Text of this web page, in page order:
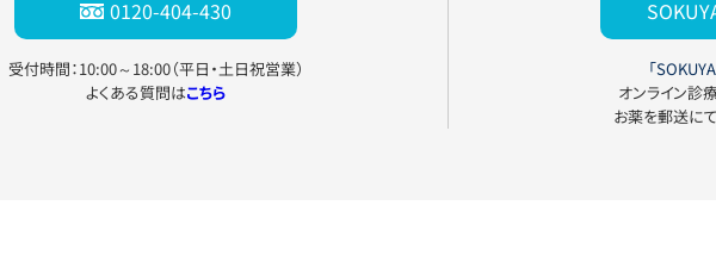
0120-404-430
受付時間：10:00～18:00（平日・土日祝営業）
よくある質問はこちら
「
オンライン診
お薬を郵送に